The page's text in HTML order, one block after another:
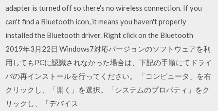
adapter is turned off so there's no wireless connection. If you
can't find a Bluetooth icon, it means you haven't properly
installed the Bluetooth driver. Right click on the Bluetooth
2019年3月22日 Windows7対応バージョンのソフトウェアを利
用してもPCに認識されなかった場合は、下記の手順にてドライ
バの再インストールを行ってください。 「コンピュータ」を右
クリックし、「開く」を選択。「システムのプロパティ」をク
リックし、「デバイス